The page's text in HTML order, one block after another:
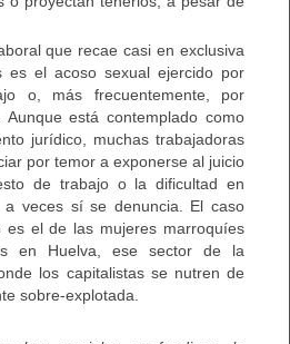
que recae casi en exclusiva
es el acoso sexual ejercido por
o, más frecuentemente, por
está contemplado como
jurídico, muchas trabajadoras
por temor a exponerse al juicio
de trabajo o la dificultad en
veces sí se denuncia. El caso
es el de las mujeres marroquíes
en Huelva, ese sector de la
los capitalistas se nutren de
sobre-explotada.